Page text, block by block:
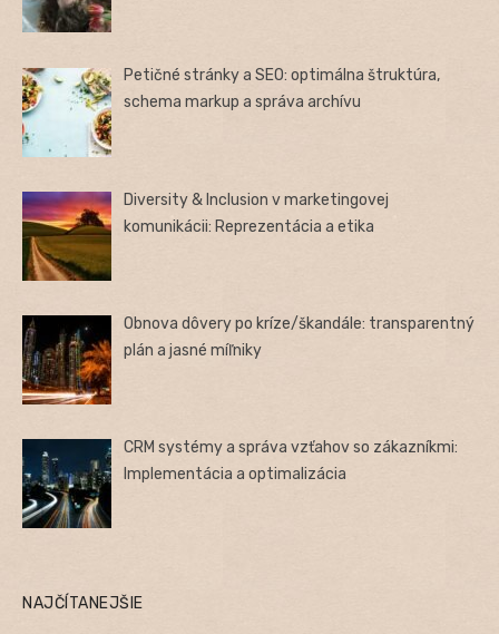
Petičné stránky a SEO: optimálna štruktúra,
schema markup a správa archívu
Diversity & Inclusion v marketingovej
komunikácii: Reprezentácia a etika
Obnova dôvery po kríze/škandále: transparentný
plán a jasné míľniky
CRM systémy a správa vzťahov so zákazníkmi:
Implementácia a optimalizácia
NAJČÍTANEJŠIE